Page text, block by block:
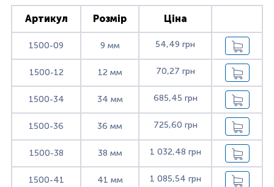
Артикул Розмір Ціна
1500-09 9 мм 54,49 грн
1500-12 12 мм 70,27 грн
1500-34 34 мм 685,45 грн
1500-36 36 мм 725,60 грн
1500-38 38 мм 1 032,48 грн
1500-41 41 мм 1 085,54 грн